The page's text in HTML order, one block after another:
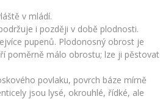
v mládí.
i později v době plodnosti.
pupenů. Plodonosný obrost je
poměrně málo obrostu; lze ji pěstovat
povlaku, povrch báze mírně
jsou lysé, okrouhlé, řídké, ale